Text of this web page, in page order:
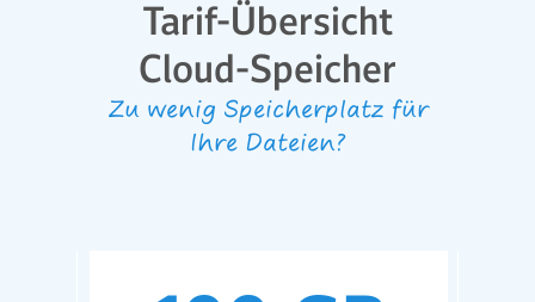
Tarif-Übersicht
Cloud-Speicher
Zu wenig Speicherplatz für
Ihre Dateien?